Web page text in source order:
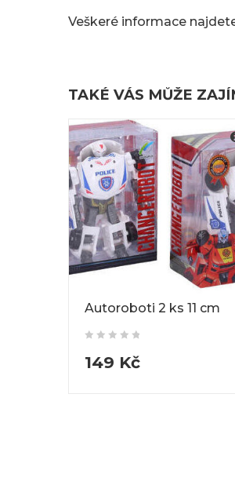
Veškeré informace
TAKÉ VÁS MŮŽE
Autoroboti 2 ks 11 cm
149 Kč